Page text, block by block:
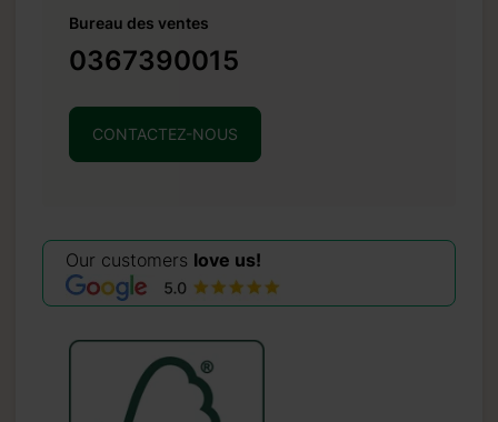
Bureau des ventes
0367390015
CONTACTEZ-NOUS
Our customers love us!